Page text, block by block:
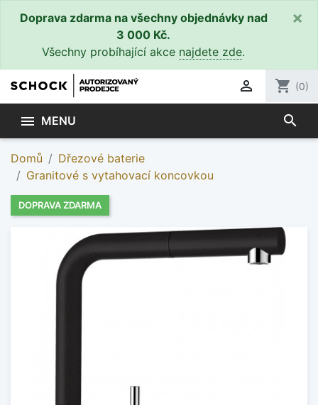
Doprava zdarma na všechny objednávky nad
3 000 Kč.
Všechny probíhající akce najdete zde.
×
 shopping_cart (0)
 MENU search
Domů
Dřezové baterie
Granitové s vytahovací koncovkou
DOPRAVA ZDARMA